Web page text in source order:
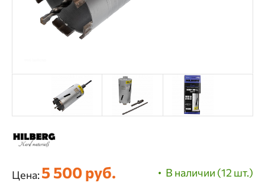
В наличии (12 шт.)
Цена:5 500 руб.